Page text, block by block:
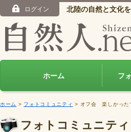
ログイン 北陸の自然と文化
ホーム フ
ホーム > フォトコミュニティ > オフ会 楽しかった
フォトコミュニティ